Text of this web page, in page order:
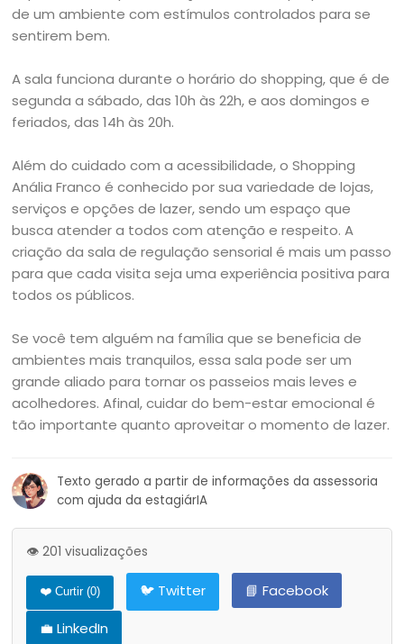
de um ambiente com estímulos controlados para se
sentirem bem.
A sala funciona durante o horário do shopping, que é de
segunda a sábado, das 10h às 22h, e aos domingos e
feriados, das 14h às 20h.
Além do cuidado com a acessibilidade, o Shopping
Anália Franco é conhecido por sua variedade de lojas,
serviços e opções de lazer, sendo um espaço que
busca atender a todos com atenção e respeito. A
criação da sala de regulação sensorial é mais um passo
para que cada visita seja uma experiência positiva para
todos os públicos.
Se você tem alguém na família que se beneficia de
ambientes mais tranquilos, essa sala pode ser um
grande aliado para tornar os passeios mais leves e
acolhedores. Afinal, cuidar do bem-estar emocional é
tão importante quanto aproveitar o momento de lazer.
Texto gerado a partir de informações da assessoria
com ajuda da estagiárIA
👁️ 201 visualizações
❤️ Curtir (0) 🐦 Twitter
📘 Facebook
💼 LinkedIn